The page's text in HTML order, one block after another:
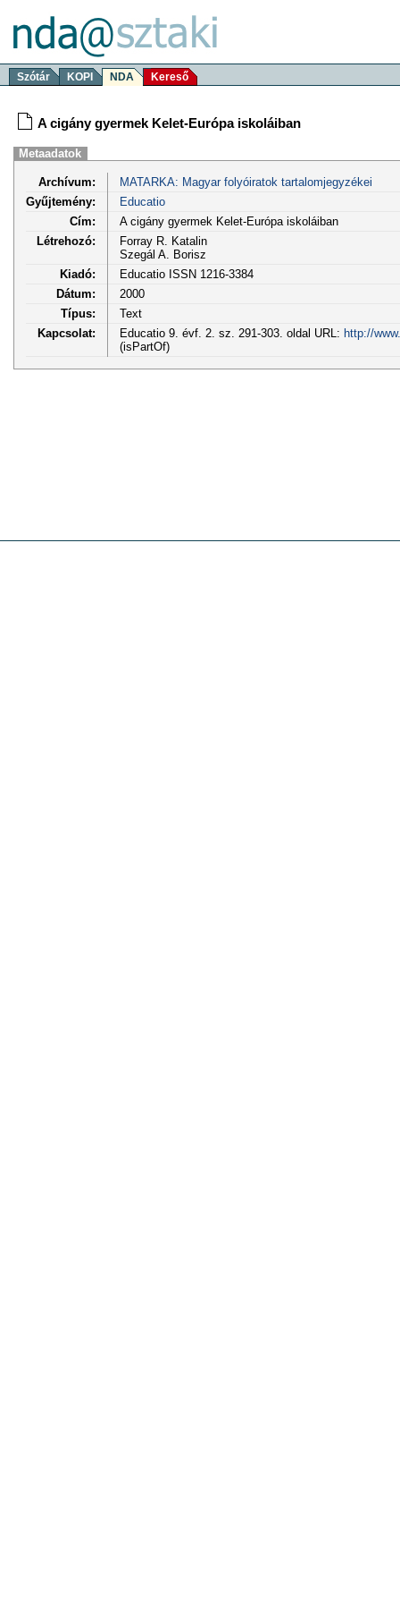
Szótár KOPI NDA Kereső
A cigány gyermek Kelet-Európa iskoláiban
Metaadatok
Archívum:
MATARKA: Magyar folyóiratok tartalomjegyzékei
Gyűjtemény:
Educatio
Cím:
A cigány gyermek Kelet-Európa iskoláiban
Létrehozó:
Forray R. Katalin
Szegál A. Borisz
Kiadó:
Educatio ISSN 1216-3384
Dátum:
2000
Típus:
Text
Kapcsolat:
Educatio 9. évf. 2. sz. 291-303. oldal URL: http://
(isPartOf)